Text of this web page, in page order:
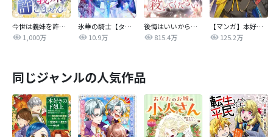
今世は義妹を許しません
1,000万
氷華の騎士【タテヨミ】
10.9万
後悔はいいから殺してください
815.4万
【マンガ】本好きの下剋上 第四部
125.2万
同じジャンルの人気作品